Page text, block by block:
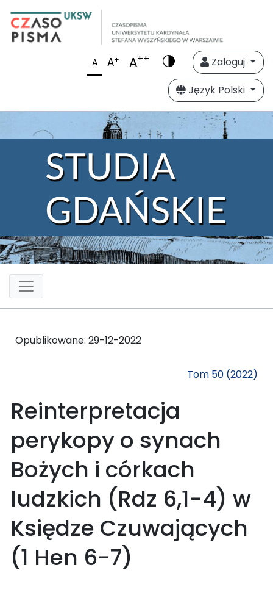
A A+ A++
Zaloguj
Język Polski
Opublikowane: 29-12-2022
Tom 50 (2022)
Reinterpretacja
perykopy o synach
Bożych i córkach
ludzkich (Rdz 6,1-4) w
Księdze Czuwających
(1 Hen 6-7)